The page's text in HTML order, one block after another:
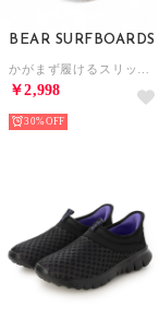
BEAR SURFBOARDS
￥2,998
30%